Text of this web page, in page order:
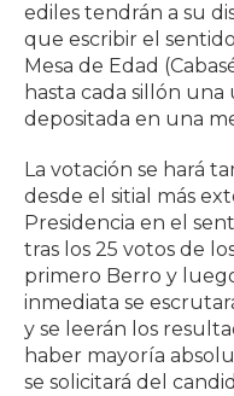
ediles tendrán a su
que escribir el
Mesa de Edad
hasta cada sillón
depositada en una
La votación se hará
desde el sitial más
Presidencia en el
tras los 25 votos de
primero Berro y
inmediata se
y se leerán los
haber mayoría
se solicitará del